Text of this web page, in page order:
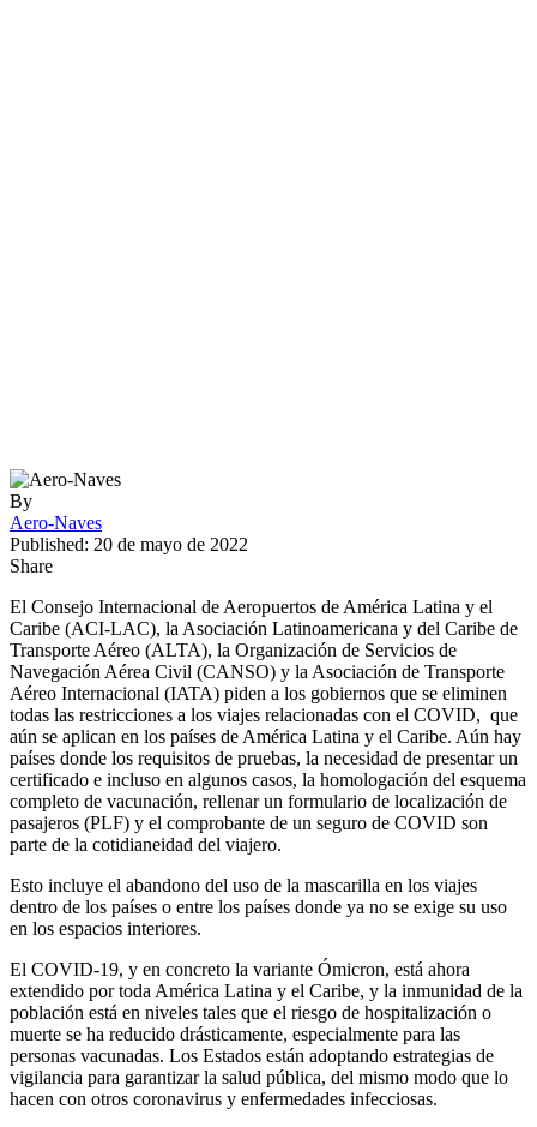
By
Aero-Naves
Published: 20 de mayo de 2022
Share
El Consejo Internacional de Aeropuertos de América Latina y el
Caribe (ACI-LAC), la Asociación Latinoamericana y del Caribe de
Transporte Aéreo (ALTA), la Organización de Servicios de
Navegación Aérea Civil (CANSO) y la Asociación de Transporte
Aéreo Internacional (IATA) piden a los gobiernos que se eliminen
todas las restricciones a los viajes relacionadas con el COVID, que
aún se aplican en los países de América Latina y el Caribe. Aún hay
países donde los requisitos de pruebas, la necesidad de presentar un
certificado e incluso en algunos casos, la homologación del esquema
completo de vacunación, rellenar un formulario de localización de
pasajeros (PLF) y el comprobante de un seguro de COVID son
parte de la cotidianeidad del viajero.
Esto incluye el abandono del uso de la mascarilla en los viajes
dentro de los países o entre los países donde ya no se exige su uso
en los espacios interiores.
El COVID-19, y en concreto la variante Ómicron, está ahora
extendido por toda América Latina y el Caribe, y la inmunidad de la
población está en niveles tales que el riesgo de hospitalización o
muerte se ha reducido drásticamente, especialmente para las
personas vacunadas. Los Estados están adoptando estrategias de
vigilancia para garantizar la salud pública, del mismo modo que lo
hacen con otros coronavirus y enfermedades infecciosas.